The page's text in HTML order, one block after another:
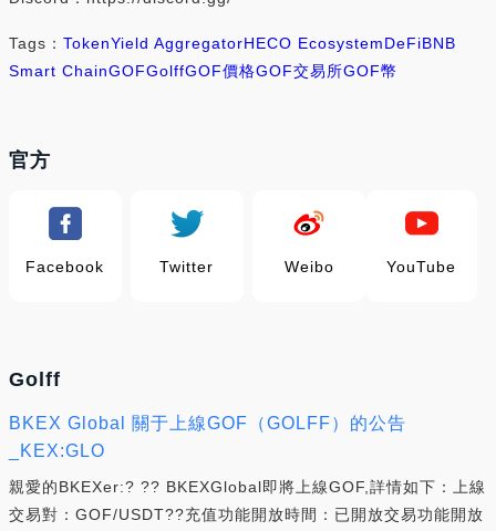
Tags： TokenYield AggregatorHECO EcosystemDeFiBNB
Smart ChainGOFGolffGOF價格GOF交易所GOF幣
官方
Facebook Twitter Weibo YouTube
Golff
BKEX Global 關于上線GOF（GOLFF）的公告
_KEX:GLO
親愛的BKEXer:? ?? BKEXGlobal即將上線GOF,詳情如下：上線
交易對：GOF/USDT??充值功能開放時間：已開放交易功能開放